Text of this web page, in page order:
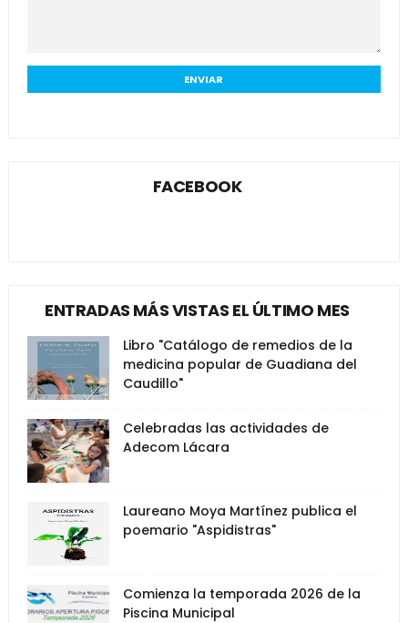
FACEBOOK
ENTRADAS MÁS VISTAS EL ÚLTIMO MES
Libro "Catálogo de remedios de la
medicina popular de Guadiana del
Caudillo"
Celebradas las actividades de
Adecom Lácara
Laureano Moya Martínez publica el
poemario "Aspidistras"
Comienza la temporada 2026 de la
Piscina Municipal